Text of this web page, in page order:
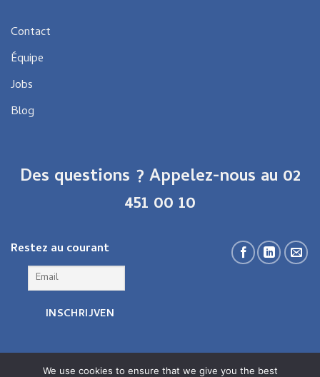
Contact
Équipe
Jobs
Blog
Des questions ? Appelez-nous au 02
451 00 10
Restez au courant
We use cookies to ensure that we give you the best